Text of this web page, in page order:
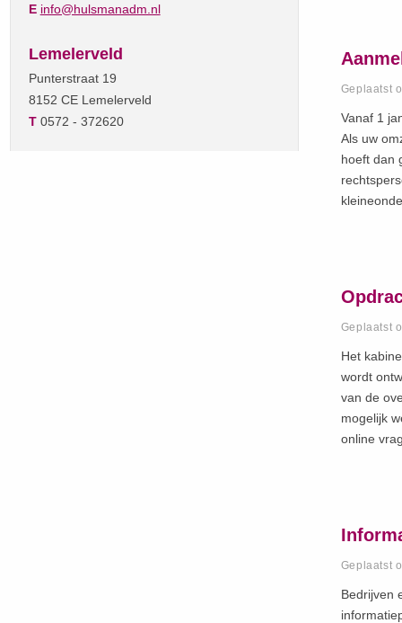
E info@hulsmanadm.nl
Lemelerveld
Punterstraat 19
8152 CE Lemelerveld
T0572 - 372620
Geplaatst
Vanaf 1
Als uw
hoeft dan
Geplaatst
Het
wordt
van de
mogelijk
online
Geplaatst
Bedrijven